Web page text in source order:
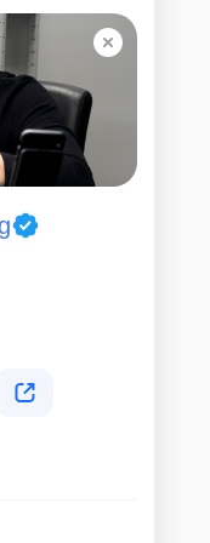
и фиксированные
с клиентом и не в
работ. Сервис не
и не
предварительную
Калькулятора
и
важность
ремонт
день. При
только после
ремонта с
работ.